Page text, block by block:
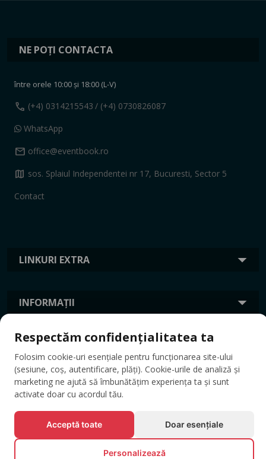
LINKURI EXTRA
INFORMAȚII
NE POȚI CONTACTA
între orele 10:00 și 18:00 (L-V)
call (+4) 0314215543 / (+4) 0730826087
WhatsApp
mail office@eventbook.ro
map sos. Splaiul Independentei nr 17, Bucuresti, Sector 5
Contact
ETICHETE
Respectăm confidențialitatea ta
Folosim cookie-uri esențiale pentru funcționarea site-ului
(sesiune, coș, autentificare, plăți). Cookie-urile de analiză și
marketing ne ajută să îmbunătățim experiența ta și sunt
activate doar cu acordul tău.
Acceptă toate Doar esențiale
Personalizează